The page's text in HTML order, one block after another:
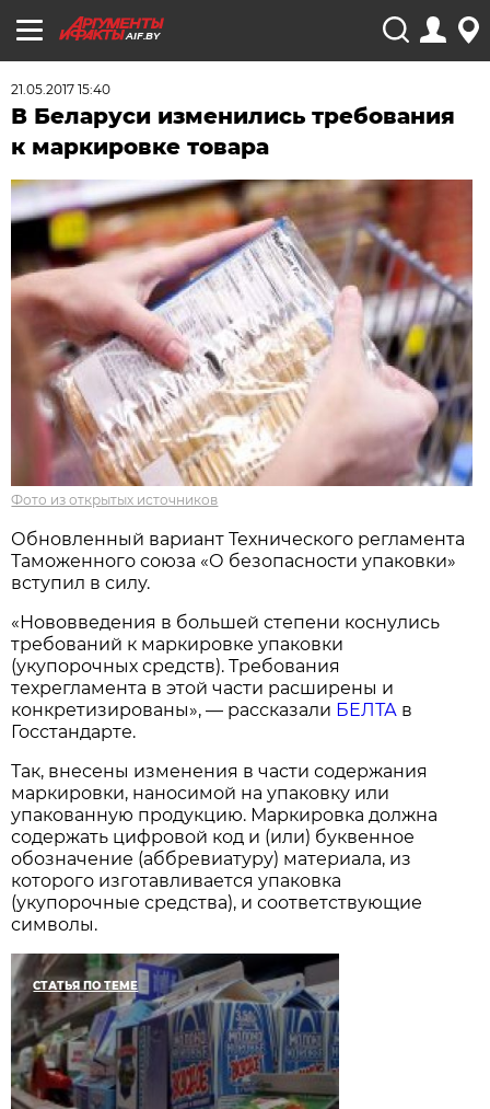
AIF.BY
21.05.2017 15:40
В Беларуси изменились требования
к маркировке товара
Фото из открытых источников
Обновленный вариант Технического регламента
Таможенного союза «О безопасности упаковки»
вступил в силу.
«Нововведения в большей степени коснулись
требований к маркировке упаковки
(укупорочных средств). Требования
техрегламента в этой части расширены и
конкретизированы», — рассказали БЕЛТА в
Госстандарте.
Так, внесены изменения в части содержания
маркировки, наносимой на упаковку или
упакованную продукцию. Маркировка должна
содержать цифровой код и (или) буквенное
обозначение (аббревиатуру) материала, из
которого изготавливается упаковка
(укупорочные средства), и соответствующие
символы.
СТАТЬЯ ПО ТЕМЕ